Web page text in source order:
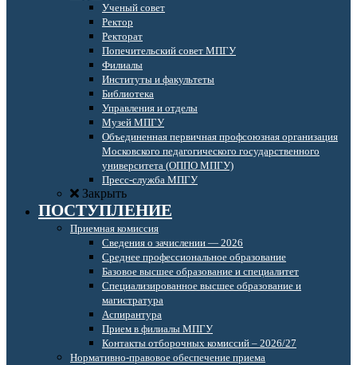
Ученый совет
Ректор
Ректорат
Попечительский совет МПГУ
Филиалы
Институты и факультеты
Библиотека
Управления и отделы
Музей МПГУ
Объединенная первичная профсоюзная организация
Московского педагогического государственного
университета (ОППО МПГУ)
Пресс-служба МПГУ
Закрыть
ПОСТУПЛЕНИЕ
Приемная комиссия
Сведения о зачислении — 2026
Среднее профессиональное образование
Базовое высшее образование и специалитет
Специализированное высшее образование и
магистратура
Аспирантура
Прием в филиалы МПГУ
Контакты отборочных комиссий – 2026/27
Нормативно-правовое обеспечение приема